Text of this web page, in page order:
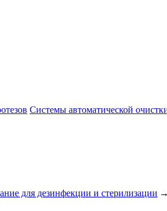
Системы автоматической
для дезинфекции и стерилизации